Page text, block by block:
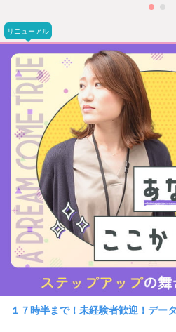
リニューアル
１７時半まで！未経験者歓迎！デー